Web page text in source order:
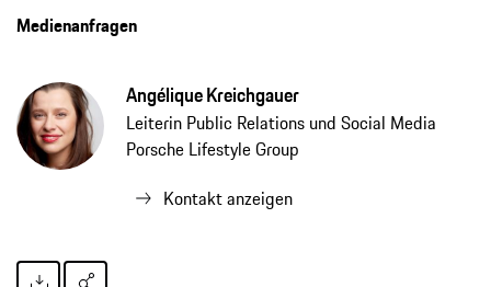
Medienanfragen
Angélique Kreichgauer
Leiterin Public Relations und Social Media
Porsche Lifestyle Group
Kontakt anzeigen